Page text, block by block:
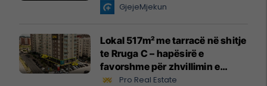
GjejeMjekun
Lokal 517m² me tarracë në shitje
te Rruga C – hapësirë e
favorshme për zhvillimin e
biznesit #15796
Pro Real Estate